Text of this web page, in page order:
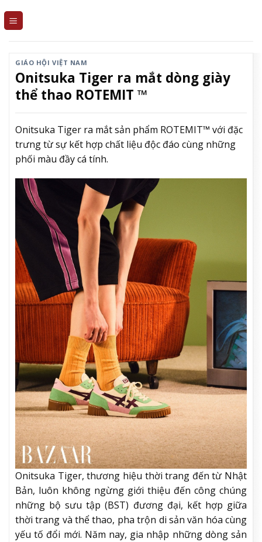
GIÁO HỘI VIỆT NAM
Onitsuka Tiger ra mắt dòng giày
thể thao ROTEMIT ™
Onitsuka Tiger ra mắt sản phẩm ROTEMIT™ với đặc
trưng từ sự kết hợp chất liệu độc đáo cùng những
phối màu đầy cá tính.
Onitsuka Tiger, thương hiệu thời trang đến từ Nhật
Bản, luôn không ngừng giới thiệu đến công chúng
những bộ sưu tập (BST) đương đại, kết hợp giữa
thời trang và thể thao, pha trộn di sản văn hóa cùng
yếu tố đổi mới. Năm nay, gia nhập những dòng sản